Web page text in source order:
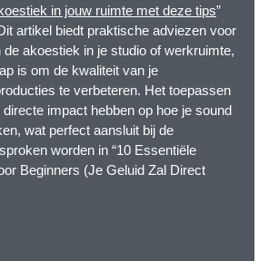
in jouw ruimte met deze tips”
artikel biedt praktische adviezen voor
akoestiek in je studio of werkruimte,
is om de kwaliteit van je
te verbeteren. Het toepassen
impact hebben op hoe je sound
wat perfect aansluit bij de
worden in “10 Essentiële
Beginners (Je Geluid Zal Direct